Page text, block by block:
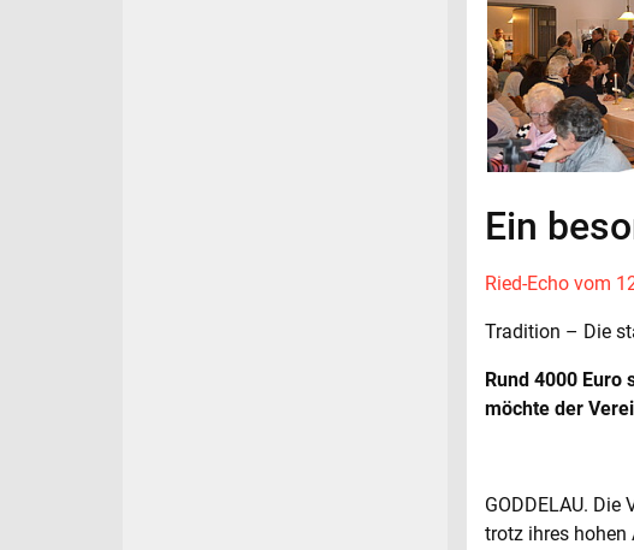
Ein
Ried-Echo vom
Tradition – Die
Rund 4000
möchte der
GODDELAU.
trotz ihres hohen